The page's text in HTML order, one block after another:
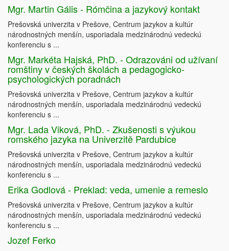
Mgr. Martin Gális - Rómčina a jazykový kontakt
Prešovská univerzita v Prešove, Centrum jazykov a kultúr
národnostných menšín, usporiadala medzinárodnú vedeckú
konferenciu s ...
Mgr. Markéta Hajská, PhD. - Odrazováni od užívaní
romštiny v českých školách a pedagogicko-
psychologických poradnách
Prešovská univerzita v Prešove, Centrum jazykov a kultúr
národnostných menšín, usporiadala medzinárodnú vedeckú
konferenciu s ...
Mgr. Lada Viková, PhD. - Zkušenosti s výukou
romského jazyka na Univerzitě Pardubice
Prešovská univerzita v Prešove, Centrum jazykov a kultúr
národnostných menšín, usporiadala medzinárodnú vedeckú
konferenciu s ...
Erika Godlová - Preklad: veda, umenie a remeslo
Prešovská univerzita v Prešove, Centrum jazykov a kultúr
národnostných menšín, usporiadala medzinárodnú vedeckú
konferenciu s ...
Jozef Ferko